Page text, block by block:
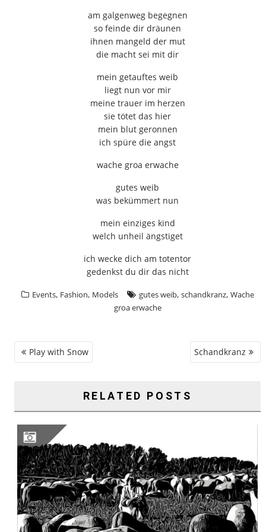
am galgenweg begegnen
so feinde dir dräunen
ihnen mangeld der mut
die macht sei mit dir
mein getauftes weib
liegt nun vor mir
meine trauer im herzen
sie tötet das hier
mein blut geronnen
ich spüre die angst
wache groa erwache
gutes weib
was bekümmert nun
mein einziges kind
welch unheil ängstiget
ich wecke dich am totentor
gedenkst du dir das nicht
Events, Fashion, Models gutes weib, schandkranz, Wache
groa erwache
BEITRAGSNAVIGATION
Play with Snow Schandkranz
RELATED POSTS